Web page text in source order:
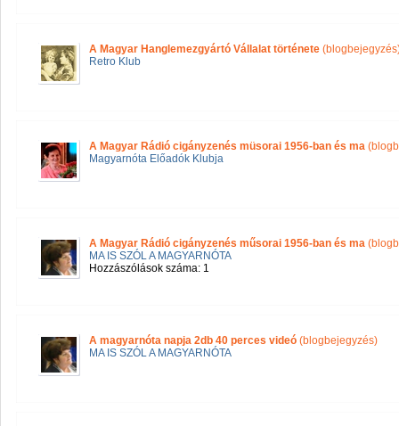
A Magyar Hanglemezgyártó Vállalat története
Retro Klub
A Magyar Rádió cigányzenés müsorai 1956-ban és ma
Magyarnóta Előadók Klubja
A Magyar Rádió cigányzenés műsorai 1956-ban és ma
MA IS SZÓL A MAGYARNÓTA
Hozzászólások száma: 1
A magyarnóta napja 2db 40 perces videó (blogbejegyzés)
MA IS SZÓL A MAGYARNÓTA